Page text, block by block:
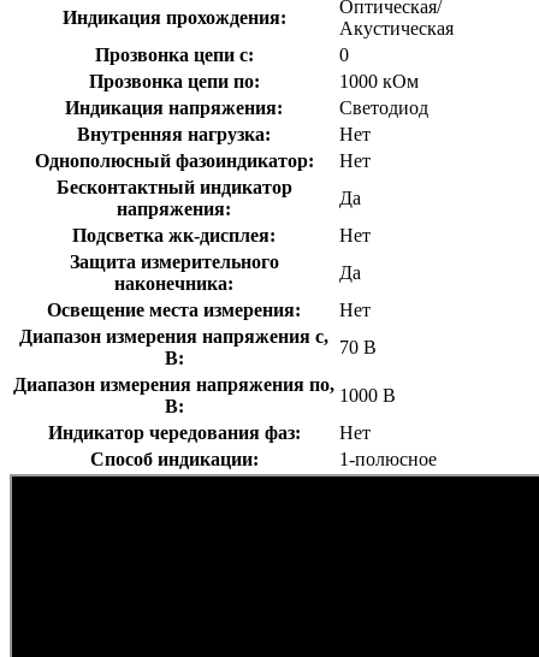
Индикация прохождения:
Оптическая/
Акустическая
Прозвонка цепи с:
0
Прозвонка цепи по:
1000 кОм
Индикация напряжения:
Светодиод
Внутренняя нагрузка:
Нет
Однополюсный фазоиндикатор:
Нет
Бесконтактный индикатор
напряжения:
Да
Подсветка жк-дисплея:
Нет
Защита измерительного
наконечника:
Да
Освещение места измерения:
Нет
Диапазон измерения напряжения с,
В:
70 В
Диапазон измерения напряжения по,
В:
1000 В
Индикатор чередования фаз:
Нет
Способ индикации:
1-полюсное